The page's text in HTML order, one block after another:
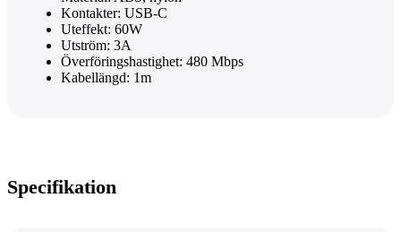
Kontakter: USB-C
Uteffekt: 60W
Utström: 3A
Överföringshastighet: 480 Mbps
Kabellängd: 1m
Specifikation